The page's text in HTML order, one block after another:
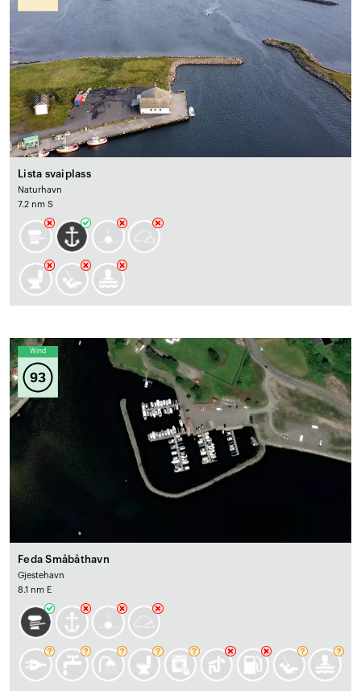
Lista svaiplass
Naturhavn
7.2 nm S
Wind
93
Feda Småbåthavn
Gjestehavn
8.1 nm E